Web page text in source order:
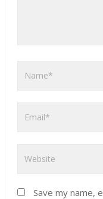
Save my name,